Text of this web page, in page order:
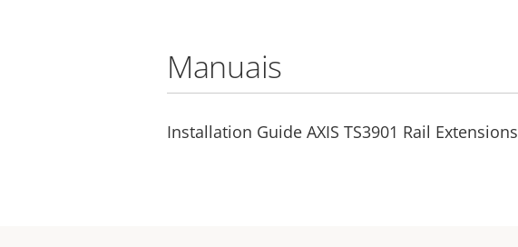
Manuais
Installation Guide AXIS TS3901 Rail Extensions